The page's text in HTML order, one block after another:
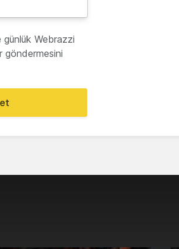
günlük Webrazzi
göndermesini